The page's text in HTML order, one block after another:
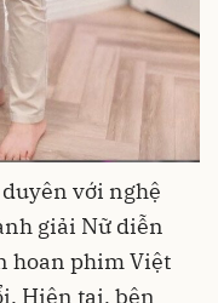
với nghệ
giải Nữ diễn
hoan phim Việt
Hiện tại, bên